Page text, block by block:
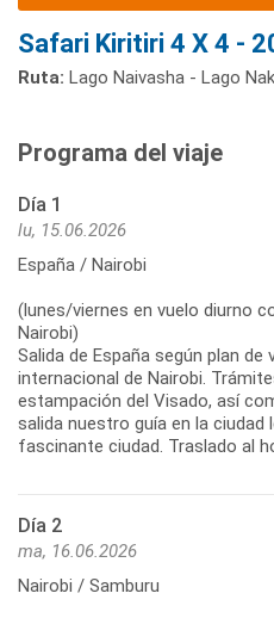
Safari Kiritiri 4 X 4 -
Ruta: Lago Naivasha - Lago
Programa del viaje
Día 1
lu, 15.06.2026
España / Nairobi
(lunes/viernes en vuelo diurno
Nairobi)
Salida de España según plan
internacional de Nairobi.
estampación del Visado, así
salida nuestro guía en la ciudad
fascinante ciudad. Traslado al
Día 2
ma, 16.06.2026
Nairobi / Samburu